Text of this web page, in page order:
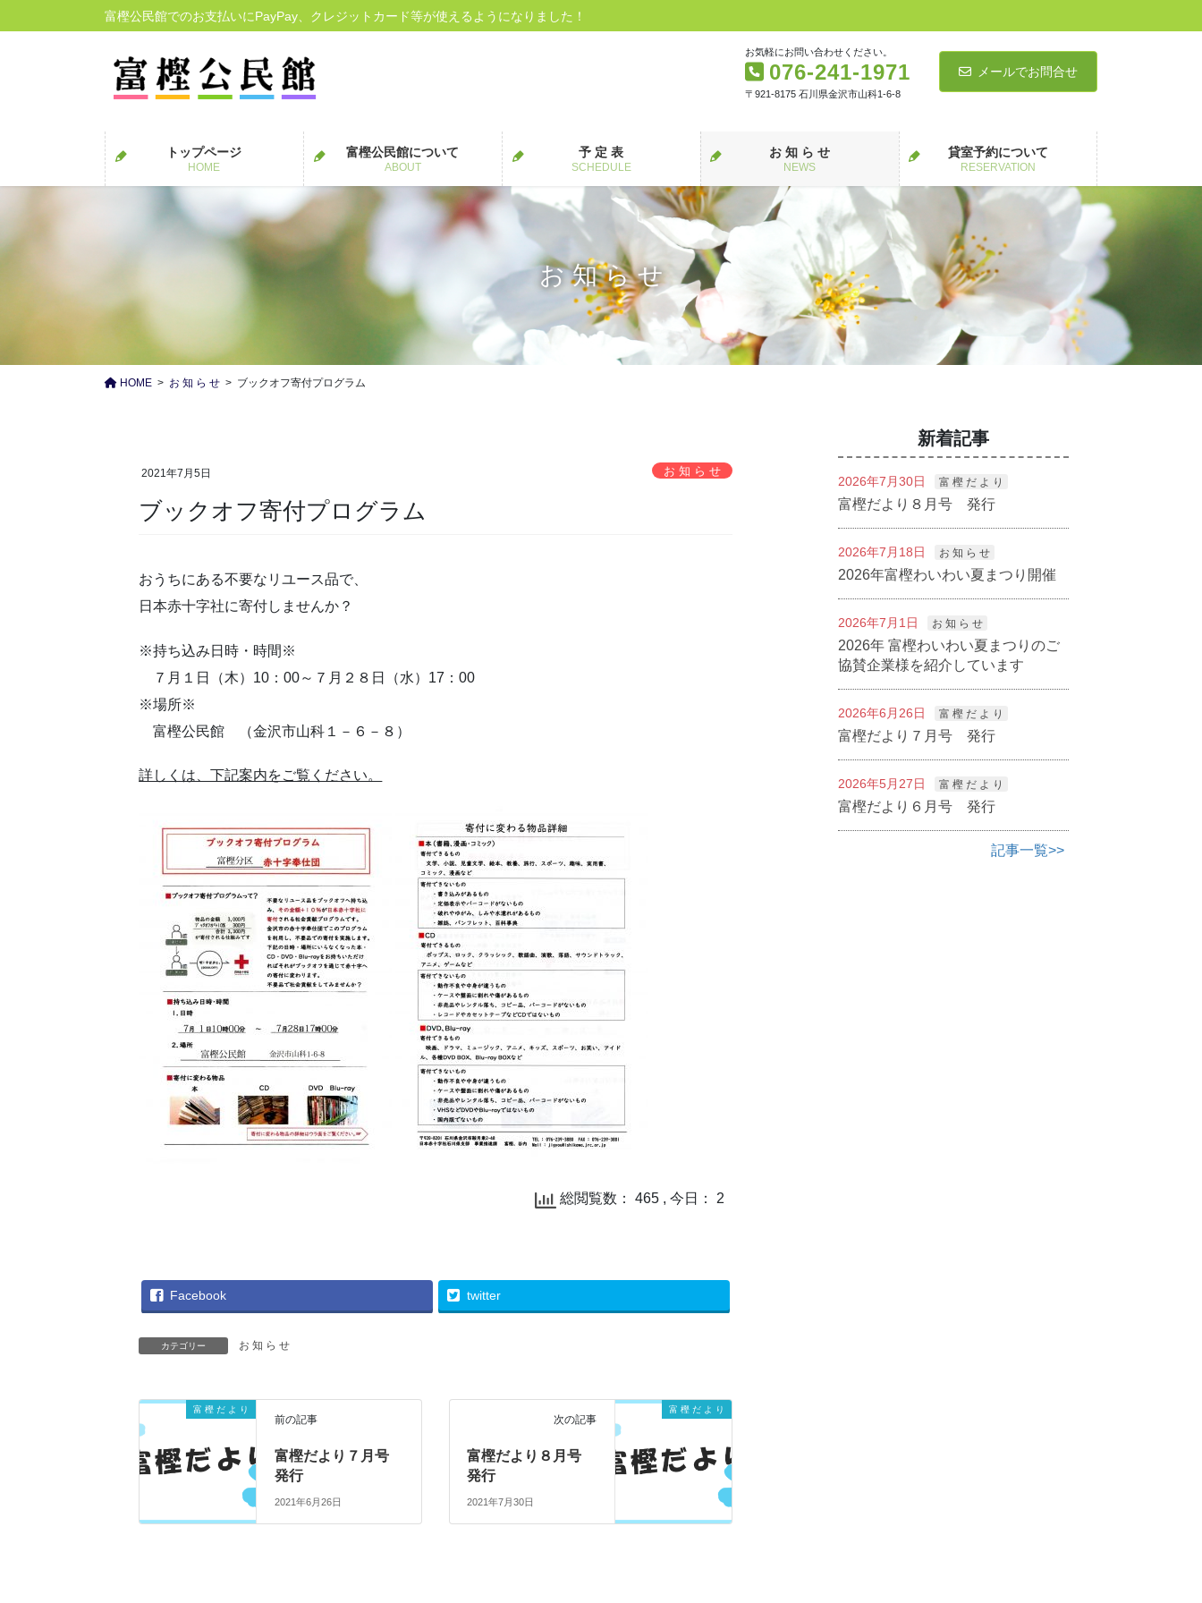
ン
ビ
富樫公民館でのお支払いにPayPay、クレジットカード等が使えるようになりました！
お気軽にお問い合わせください。
076-241-1971
〒921-8175 石川県金沢市山科1-6-8
メールでお問合せ
トップページ
HOME
富樫公民館について
ABOUT
予 定 表
SCHEDULE
お 知 ら せ
NEWS
貸室予約について
RESERVATION
お 知 ら せ
HOME お 知 ら せ ブックオフ寄付プログラム
2021年7月5日 お 知 ら せ
ブックオフ寄付プログラム
おうちにある不要なリユース品で、
日本赤十字社に寄付しませんか？
※持ち込み日時・時間※
７月１日（木）10：00～７月２８日（水）17：00
※場所※
富樫公民館 （金沢市山科１－６－８）
詳しくは、下記案内をご覧ください。
総閲覧数： 465 , 今日： 2
Facebook twitter
カテゴリー お 知 ら せ
富 樫 だ よ り
前の記事
富樫だより７月号
発行
2021年6月26日
富 樫 だ よ り
次の記事
富樫だより８月号
発行
2021年7月30日
新着記事
2026年7月30日 富 樫 だ よ り
富樫だより８月号 発行
2026年7月18日 お 知 ら せ
2026年富樫わいわい夏まつり開催
2026年7月1日 お 知 ら せ
2026年 富樫わいわい夏まつりのご
協賛企業様を紹介しています
2026年6月26日 富 樫 だ よ り
富樫だより７月号 発行
2026年5月27日 富 樫 だ よ り
富樫だより６月号 発行
記事一覧>>